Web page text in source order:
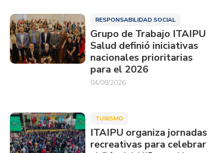
RESPONSABILIDAD SOCIAL
Grupo de Trabajo ITAIPU
Salud definió iniciativas
nacionales prioritarias
para el 2026
04/08/2026
TURISMO
ITAIPU organiza jornadas
recreativas para celebrar